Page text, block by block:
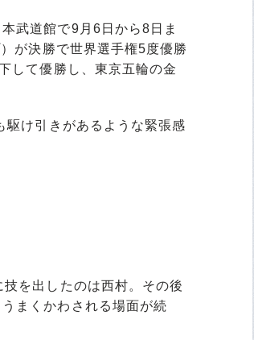
武道館で9月6日から8日ま
が決勝で世界選手権5度優勝
して優勝し、東京五輪の金
け引きがあるような緊張感
を出したのは西村。その後
まくかわされる場面が続